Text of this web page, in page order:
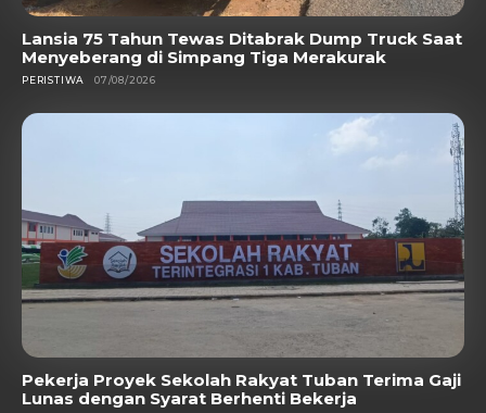
Lansia 75 Tahun Tewas Ditabrak Dump Truck Saat
Menyeberang di Simpang Tiga Merakurak
PERISTIWA 07/08/2026
Pekerja Proyek Sekolah Rakyat Tuban Terima Gaji
Lunas dengan Syarat Berhenti Bekerja